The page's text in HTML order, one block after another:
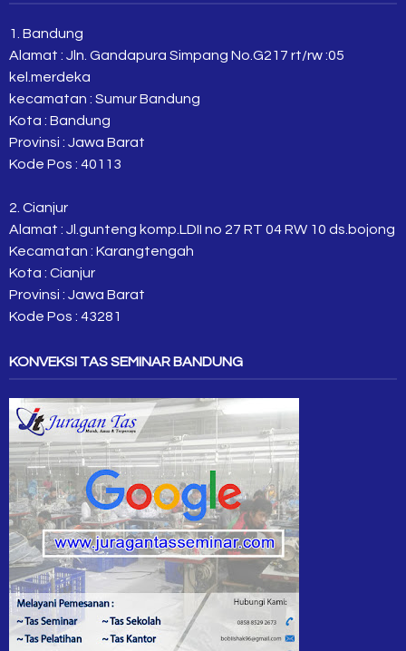
1. Bandung
Alamat : Jln. Gandapura Simpang No.G217 rt/rw :05
kel.merdeka
kecamatan : Sumur Bandung
Kota : Bandung
Provinsi : Jawa Barat
Kode Pos : 40113
2. Cianjur
Alamat : Jl.gunteng komp.LDII no 27 RT 04 RW 10 ds.bojong
Kecamatan : Karangtengah
Kota : Cianjur
Provinsi : Jawa Barat
Kode Pos : 43281
KONVEKSI TAS SEMINAR BANDUNG